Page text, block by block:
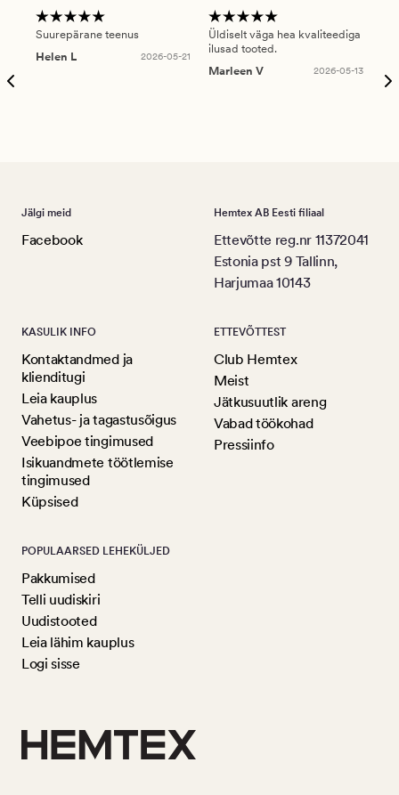
Suurepärane teenus
Helen L
2026-05-21
Üldiselt väga hea kvaliteediga
ilusad tooted.
Marleen V
2026-05-13
Jälgi meid
Facebook
Hemtex AB Eesti filiaal
Ettevõtte reg.nr 11372041
Estonia pst 9 Tallinn,
Harjumaa 10143
KASULIK INFO
Kontaktandmed ja
klienditugi
Leia kauplus
Vahetus- ja tagastusõigus
Veebipoe tingimused
Isikuandmete töötlemise
tingimused
Küpsised
ETTEVÕTTEST
Club Hemtex
Meist
Jätkusuutlik areng
Vabad töökohad
Pressiinfo
POPULAARSED LEHEKÜLJED
Pakkumised
Telli uudiskiri
Uudistooted
Leia lähim kauplus
Logi sisse